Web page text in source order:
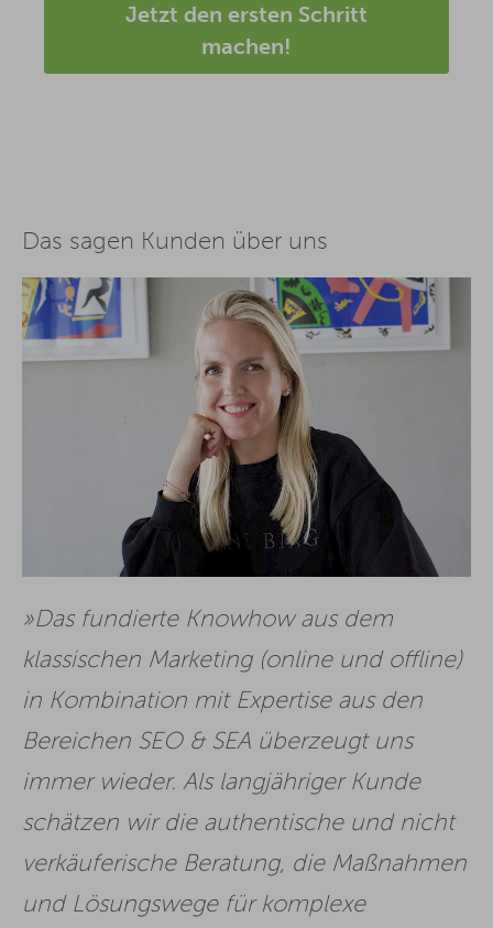
Jetzt den ersten Schritt
machen!
Das sagen Kunden über uns
Das fundierte Knowhow aus dem
klassischen Marketing (online und offline)
in Kombination mit Expertise aus den
Bereichen SEO & SEA überzeugt uns
immer wieder. Als langjähriger Kunde
schätzen wir die authentische und nicht
verkäuferische Beratung, die Maßnahmen
und Lösungswege für komplexe